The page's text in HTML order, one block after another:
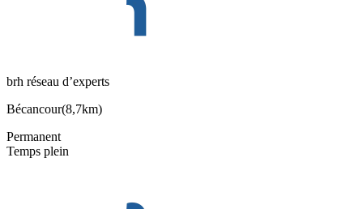
brh réseau d’experts
Bécancour(8,7km)
Permanent
Temps plein